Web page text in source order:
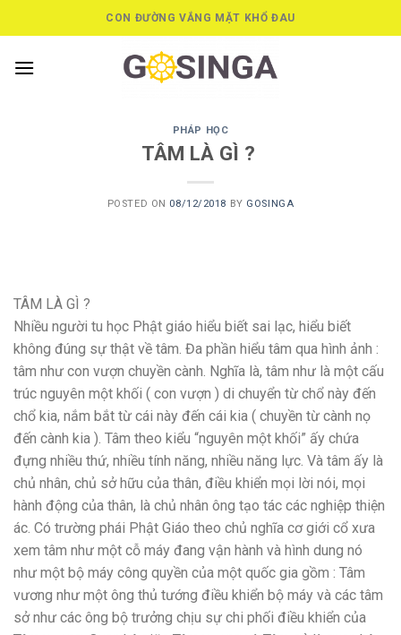
to
CON ĐƯỜNG VẮNG MẶT KHỔ ĐAU
PHÁP HỌC
TÂM LÀ GÌ ?
POSTED ON 08/12/2018 BY GOSINGA
TÂM LÀ GÌ ?
Nhiều người tu học Phật giáo hiểu biết sai lạc, hiểu biết
không đúng sự thật về tâm. Đa phần hiểu tâm qua hình ảnh :
tâm như con vượn chuyền cành. Nghĩa là, tâm như là một cấu
trúc nguyên một khối ( con vượn ) di chuyển từ chổ này đến
chổ kia, nắm bắt từ cái này đến cái kia ( chuyền từ cành nọ
đến cành kia ). Tâm theo kiểu “nguyên một khối” ấy chứa
đựng nhiều thứ, nhiều tính năng, nhiều năng lực. Và tâm ấy là
chủ nhân, chủ sở hữu của thân, điều khiển mọi lời nói, mọi
hành động của thân, là chủ nhân ông tạo tác các nghiệp thiện
ác. Có trường phái Phật Giáo theo chủ nghĩa cơ giới cổ xưa
xem tâm như một cỗ máy đang vận hành và hình dung nó
như một bộ máy công quyền của một quốc gia gồm : Tâm
vương như một ông thủ tướng điều khiển bộ máy và các tâm
sở như các ông bộ trưởng chịu sự chi phối điều khiển của